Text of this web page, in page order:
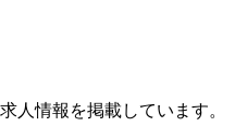
人情報を掲載しています。